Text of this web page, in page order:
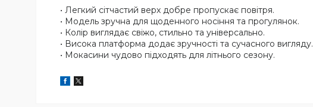
• Легкий сітчастий верх добре пропускає повітря.
• Модель зручна для щоденного носіння та прогулянок.
• Колір виглядає свіжо, стильно та універсально.
• Висока платформа додає зручності та сучасного вигляду.
• Мокасини чудово підходять для літнього сезону.